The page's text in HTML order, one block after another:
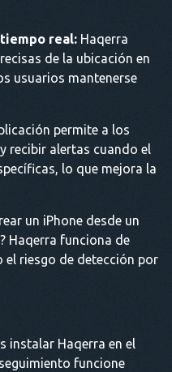
real: Haqerra
de la ubicación en
usuarios mantenerse
permite a los
recibir alertas cuando el
lo que mejora la
un iPhone desde un
Haqerra funciona de
riesgo de detección por
instalar Haqerra en el
funcione